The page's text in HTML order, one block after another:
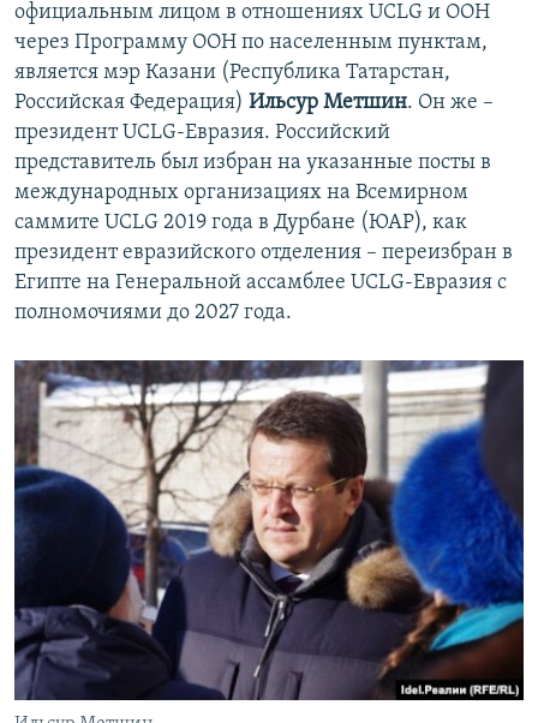
официальным лицом в отношениях UCLG и ООН
через Программу ООН по населенным пунктам,
является мэр Казани (Республика Татарстан,
Российская Федерация) Ильсур Метшин. Он же –
президент UCLG-Евразия. Российский
представитель был избран на указанные посты в
международных организациях на Всемирном
саммите UCLG 2019 года в Дурбане (ЮАР), как
президент евразийского отделения – переизбран в
Египте на Генеральной ассамблее UCLG-Евразия с
полномочиями до 2027 года.